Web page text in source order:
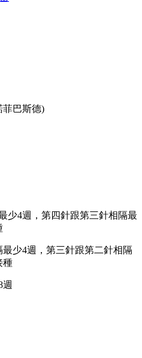
菲巴斯德)
少4週，第四針跟第三針相隔最
少4週，第三針跟第二針相隔
種